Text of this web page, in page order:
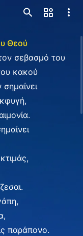
Θεού
σεβασμό του
κακού
παράπονο.